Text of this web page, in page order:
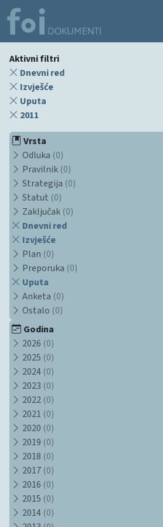
Aktivni filtri
Dnevni red
Izvješće
Uputa
2011
Vrsta
Odluka (0)
Pravilnik (0)
Strategija (0)
Statut (0)
Zaključak (0)
Dnevni red
Izvješće
Plan (0)
Preporuka (0)
Uputa
Anketa (0)
Ostalo (0)
Godina
2026 (0)
2025 (0)
2024 (0)
2023 (0)
2022 (0)
2021 (0)
2020 (0)
2019 (0)
2018 (0)
2017 (0)
2016 (0)
2015 (0)
2014 (0)